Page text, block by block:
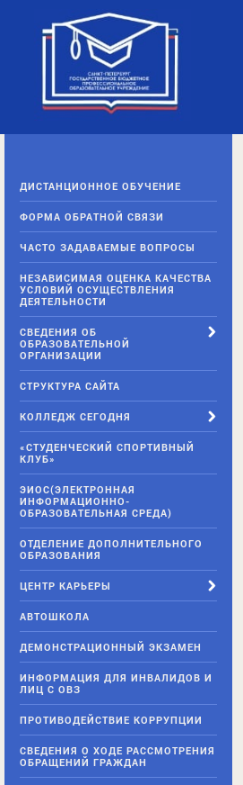
ДИСТАНЦИОННОЕ ОБУЧЕНИЕ
ФОРМА ОБРАТНОЙ СВЯЗИ
ЧАСТО ЗАДАВАЕМЫЕ ВОПРОСЫ
НЕЗАВИСИМАЯ ОЦЕНКА КАЧЕСТВА
УСЛОВИЙ ОСУЩЕСТВЛЕНИЯ
ДЕЯТЕЛЬНОСТИ
СВЕДЕНИЯ ОБ
ОБРАЗОВАТЕЛЬНОЙ
ОРГАНИЗАЦИИ
СТРУКТУРА САЙТА
КОЛЛЕДЖ СЕГОДНЯ
«СТУДЕНЧЕСКИЙ СПОРТИВНЫЙ
КЛУБ»
ЭИОС(ЭЛЕКТРОННАЯ
ИНФОРМАЦИОННО-
ОБРАЗОВАТЕЛЬНАЯ СРЕДА)
ОТДЕЛЕНИЕ ДОПОЛНИТЕЛЬНОГО
ОБРАЗОВАНИЯ
ЦЕНТР КАРЬЕРЫ
АВТОШКОЛА
ДЕМОНСТРАЦИОННЫЙ ЭКЗАМЕН
ИНФОРМАЦИЯ ДЛЯ ИНВАЛИДОВ И
ЛИЦ С ОВЗ
ПРОТИВОДЕЙСТВИЕ КОРРУПЦИИ
СВЕДЕНИЯ О ХОДЕ РАССМОТРЕНИЯ
ОБРАЩЕНИЙ ГРАЖДАН